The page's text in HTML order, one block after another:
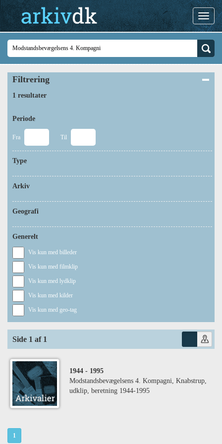
Filtrering
1 resultater
Periode
Fra Til
Type
Arkiv
Geografi
Generelt
Vis kun med billeder
Vis kun med filmklip
Vis kun med lydklip
Vis kun med kilder
Vis kun med geo-tag
Side 1 af 1
1944 - 1995
Modstandsbevægelsens 4. Kompagni, Knabstrup,
udklip, beretning 1944-1995
1